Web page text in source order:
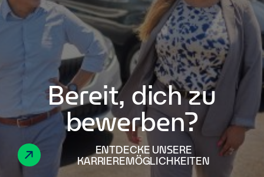
Bereit, dich zu
bewerben?
ENTDECKE UNSERE
KARRIEREMÖGLICHKEITEN